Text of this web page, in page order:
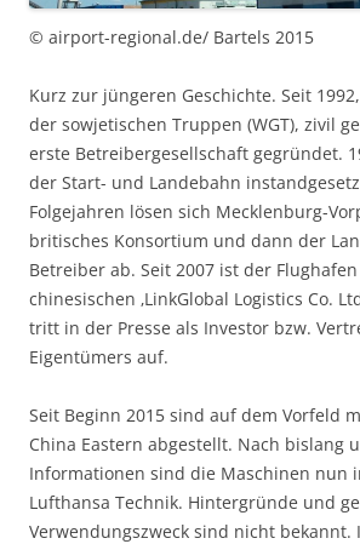
© airport-regional.de/ Bartels 2015
Kurz zur jüngeren Geschichte. Seit
der sowjetischen Truppen (WGT), zivil
erste Betreibergesellschaft gegründet.
der Start- und Landebahn
Folgejahren lösen sich Mecklenburg-
britisches Konsortium und dann der
Betreiber ab. Seit 2007 ist der
chinesischen ‚LinkGlobal Logistics Co.
tritt in der Presse als Investor bzw.
Eigentümers auf.
Seit Beginn 2015 sind auf dem Vorfeld
China Eastern abgestellt. Nach bislang
Informationen sind die Maschinen nun
Lufthansa Technik. Hintergründe und
Verwendungszweck sind nicht bekannt.